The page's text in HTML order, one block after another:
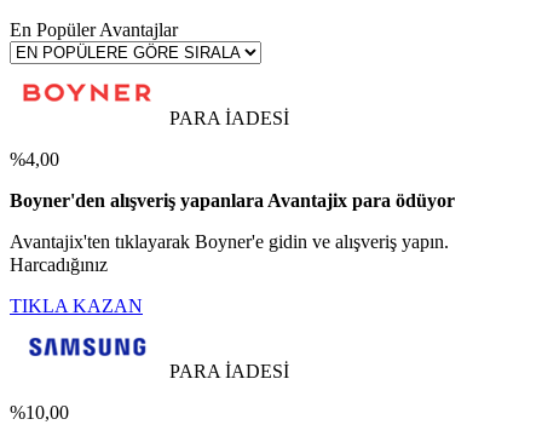
En Popüler Avantajlar
PARA İADESİ
%4,00
Boyner'den alışveriş yapanlara Avantajix para ödüyor
Avantajix'ten tıklayarak Boyner'e gidin ve alışveriş yapın.
Harcadığınız
TIKLA KAZAN
PARA İADESİ
%10,00